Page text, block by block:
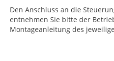
Den Anschluss an die
entnehmen Sie bitte der
Montageanleitung des